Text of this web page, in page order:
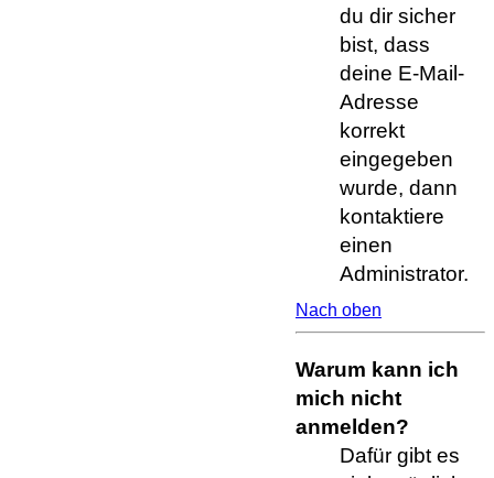
du dir sicher
bist, dass
deine E-Mail-
Adresse
korrekt
eingegeben
wurde, dann
kontaktiere
einen
Administrator.
Nach oben
Warum kann ich
mich nicht
anmelden?
Dafür gibt es